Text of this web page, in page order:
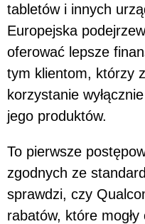
tabletów i innych
Europejska
oferować lepsze
tym klientom, którzy
korzystanie
jego produktów.
To pierwsze
zgodnych ze
sprawdzi, czy
rabatów, które